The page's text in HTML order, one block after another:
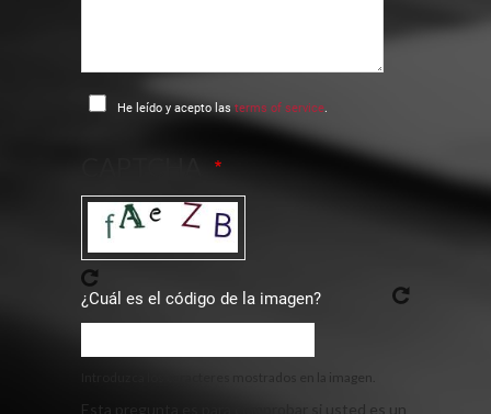
He leído y acepto las terms of service.
¿Cuál es el código de la imagen?
Introduzca los caracteres mostrados en la imagen.
Esta pregunta es para comprobar si usted es un